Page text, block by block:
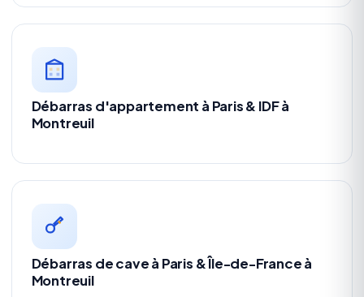
Débarras d'appartement à Paris & IDF à
Montreuil
Débarras de cave à Paris & Île-de-France à
Montreuil